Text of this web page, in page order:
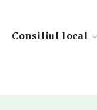
Consiliul local